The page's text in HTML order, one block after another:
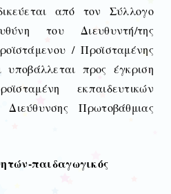
από τον Σύλλογο
του Διευθυντή/της
/ Προϊσταμένης
προς έγκριση
εκπαιδευτικών
Πρωτοβάθμιας
παιδαγωγικός